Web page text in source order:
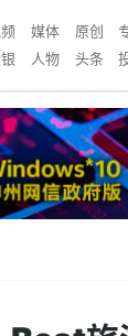
媒体 原创
人物 头条